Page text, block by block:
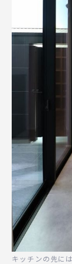
キッチンの先に